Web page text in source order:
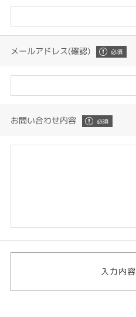
メールアドレス(確認)
お問い合わせ内容